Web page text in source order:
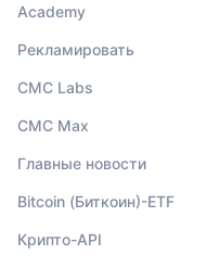
Academy
Рекламировать
CMC Labs
CMC Max
Главные новости
Bitcoin (Биткоин)-ETF
Крипто-API